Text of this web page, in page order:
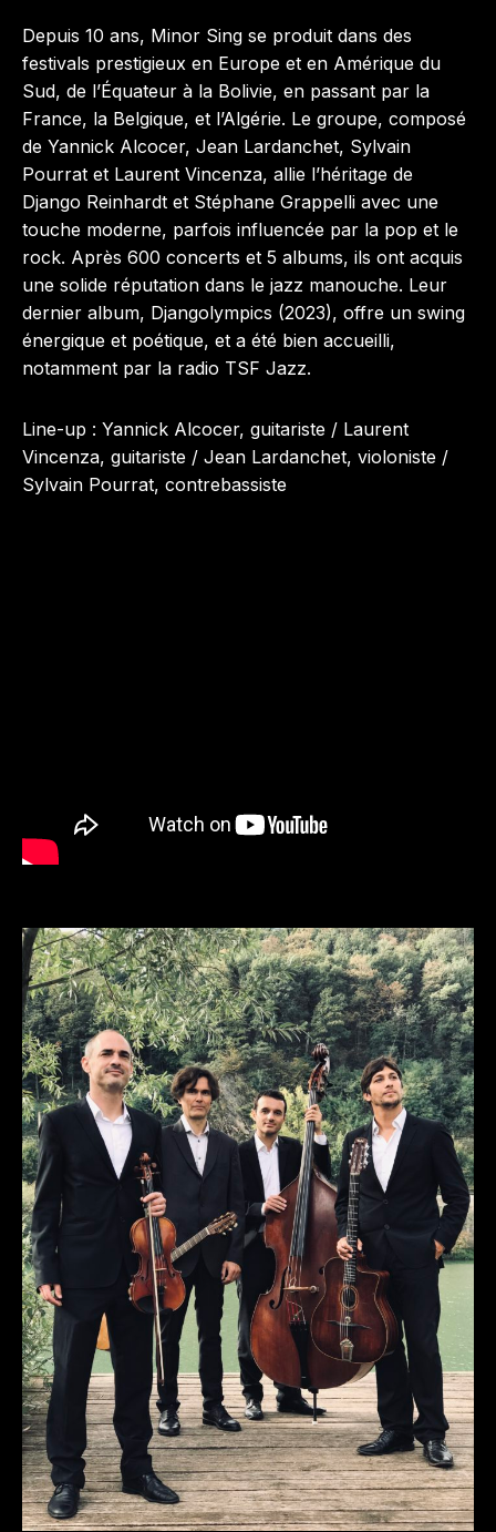
Depuis 10 ans, Minor Sing se produit dans des
festivals prestigieux en Europe et en Amérique du
Sud, de l’Équateur à la Bolivie, en passant par la
France, la Belgique, et l’Algérie. Le groupe, composé
de Yannick Alcocer, Jean Lardanchet, Sylvain
Pourrat et Laurent Vincenza, allie l’héritage de
Django Reinhardt et Stéphane Grappelli avec une
touche moderne, parfois influencée par la pop et le
rock. Après 600 concerts et 5 albums, ils ont acquis
une solide réputation dans le jazz manouche. Leur
dernier album, Djangolympics (2023), offre un swing
énergique et poétique, et a été bien accueilli,
notamment par la radio TSF Jazz.
Line-up : Yannick Alcocer, guitariste / Laurent
Vincenza, guitariste / Jean Lardanchet, violoniste /
Sylvain Pourrat, contrebassiste